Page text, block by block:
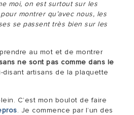
moi, on est surtout sur les
montrer qu’avec nous, les
se passent très bien sur les
au mot et de montrer
ne sont pas comme dans le
disant artisans de la plaquette
C’est mon boulot de faire
. Je commence par l’un des